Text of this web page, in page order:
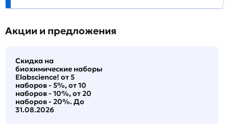
Акции и предложения
Скидка на
биохимические наборы
Elabscience! от 5
наборов - 5%, от 10
наборов - 10%, от 20
наборов - 20%. До
31.08.2026